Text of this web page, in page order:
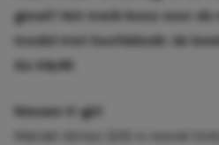
geval? Het merk koos voor de
model met hoofddoek: de
Go H&M!
Nieuwe it-girl
Mariah Idrissi (23) is vooral